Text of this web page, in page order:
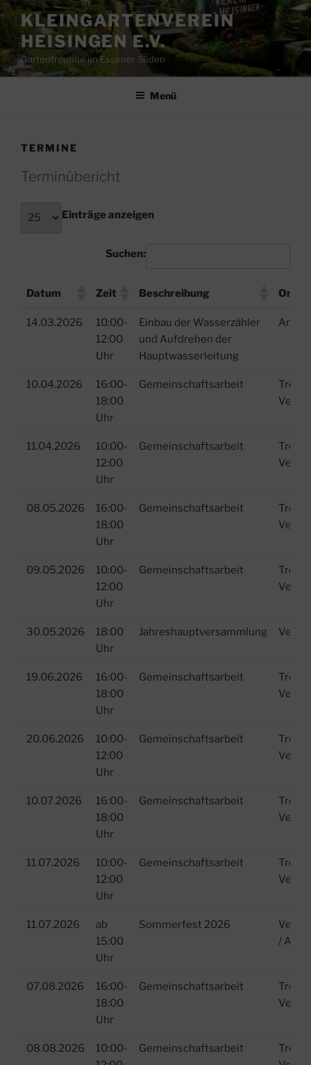
Zum
Inhalt
springen
KLEINGARTENVEREIN
HEISINGEN E.V.
Gartenfreunde im Essener Süden
Menü
TERMINE
Terminübericht
Einträge anzeigen
Suchen:
Datum Zeit Beschreibung
Ort
Datum
Zeit Beschreibung Ort
14.03.2026
10:00-
12:00
Uhr
Einbau der Wasserzähler
und Aufdrehen der
Hauptwasserleitung
10.04.2026
16:00-
18:00
Uhr
Gemeinschaftsarbeit
11.04.2026
10:00-
12:00
Uhr
Gemeinschaftsarbeit
08.05.2026
16:00-
18:00
Uhr
Gemeinschaftsarbeit
09.05.2026
10:00-
12:00
Uhr
Gemeinschaftsarbeit
30.05.2026
18:00
Uhr
Jahreshauptversammlung
19.06.2026
16:00-
18:00
Uhr
Gemeinschaftsarbeit
20.06.2026
10:00-
12:00
Uhr
Gemeinschaftsarbeit
10.07.2026
16:00-
18:00
Uhr
Gemeinschaftsarbeit
11.07.2026
10:00-
12:00
Uhr
Gemeinschaftsarbeit
11.07.2026
ab
15:00
Uhr
Sommerfest 2026
/
07.08.2026
16:00-
18:00
Uhr
Gemeinschaftsarbeit
08.08.2026
10:00-
Gemeinschaftsarbeit